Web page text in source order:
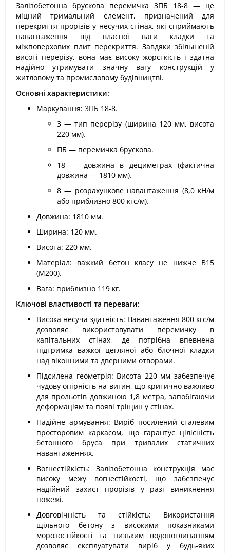
Залізобетонна брускова перемичка 3ПБ 18-8 — це
міцний тримальний елемент, призначений для
перекриття прорізів у несучих стінах, які сприймають
навантаження від власної ваги кладки та
міжповерхових плит перекриття. Завдяки збільшеній
висоті перерізу, вона має високу жорсткість і здатна
надійно утримувати значну вагу конструкцій у
житловому та промисловому будівництві.
Основні характеристики:
Маркування: 3ПБ 18-8.
3 — тип перерізу (ширина 120 мм, висота
220 мм).
ПБ — перемичка брускова.
18 — довжина в дециметрах (фактична
довжина — 1810 мм).
8 — розрахункове навантаження (8,0 кН/м
або приблизно 800 кгс/м).
Довжина: 1810 мм.
Ширина: 120 мм.
Висота: 220 мм.
Матеріал: важкий бетон класу не нижче В15
(М200).
Вага: приблизно 119 кг.
Ключові властивості та переваги:
Висока несуча здатність: Навантаження 800 кгс/м
дозволяє використовувати перемичку в
капітальних стінах, де потрібна впевнена
підтримка важкої цегляної або блочної кладки
над віконними та дверними отворами.
Підсилена геометрія: Висота 220 мм забезпечує
чудову опірність на вигин, що критично важливо
для прольотів довжиною 1,8 метра, запобігаючи
деформаціям та появі тріщин у стінах.
Надійне армування: Виріб посилений сталевим
просторовим каркасом, що гарантує цілісність
бетонного бруса при тривалих статичних
навантаженнях.
Вогнестійкість: Залізобетонна конструкція має
високу межу вогнестійкості, що забезпечує
надійний захист прорізів у разі виникнення
пожежі.
Довговічність та стійкість: Використання
щільного бетону з високими показниками
морозостійкості та низьким водопоглинанням
дозволяє експлуатувати виріб у будь-яких